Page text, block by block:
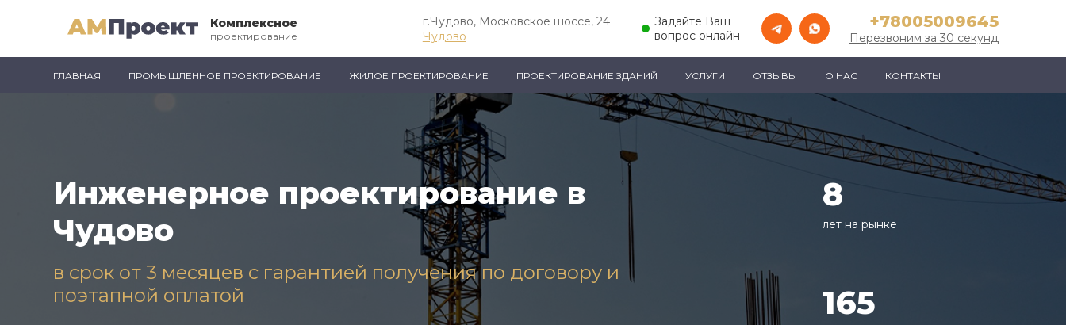
Комплексное
проектирование
г.Чудово, Московское шоссе, 24
Чудово
Задайте Ваш
вопрос онлайн
+78005009645
Перезвоним за 30 секунд
ГЛАВНАЯ ПРОМЫШЛЕННОЕ ПРОЕКТИРОВАНИЕ ЖИЛОЕ ПРОЕКТИРОВАНИЕ ПРОЕКТИРОВАНИЕ ЗДАНИЙ УСЛУГИ ОТЗЫВЫ О НАС КОНТАКТЫ
Инженерное проектирование в
Чудово
в срок от 3 месяцев с гарантией получения по договору и
поэтапной оплатой
8
лет на рынке
165